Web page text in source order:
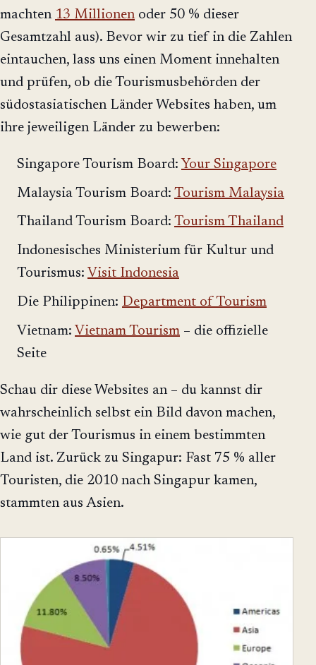
machten 13 Millionenoder 50 % dieser
Gesamtzahl aus). Bevor wir zu tief in die Zahlen
eintauchen, lass uns einen Moment innehalten
und prüfen, ob die Tourismusbehörden der
südostasiatischen Länder Websites haben, um
ihre jeweiligen Länder zu bewerben:
Singapore Tourism Board: Your Singapore
Malaysia Tourism Board: Tourism Malaysia
Thailand Tourism Board: Tourism Thailand
Indonesisches Ministerium für Kultur und
Tourismus: Visit Indonesia
Die Philippinen: Department of Tourism
Vietnam: Vietnam Tourism – die offizielle
Seite
Schau dir diese Websites an – du kannst dir
wahrscheinlich selbst ein Bild davon machen,
wie gut der Tourismus in einem bestimmten
Land ist. Zurück zu Singapur: Fast 75 % aller
Touristen, die 2010 nach Singapur kamen,
stammten aus Asien.